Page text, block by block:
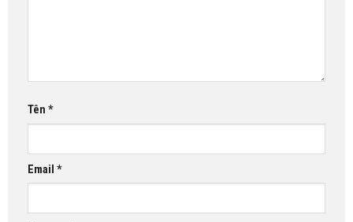
Tên *
Email *